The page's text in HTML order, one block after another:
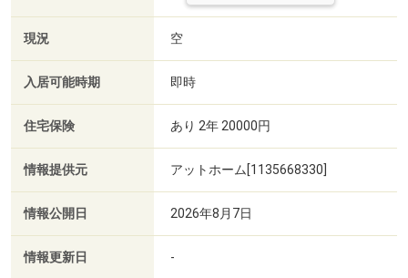
現況 空
入居可能時期 即時
住宅保険 あり 2年 20000円
情報提供元 アットホーム[1135668330]
情報公開日 2026年8月7日
情報更新日 -